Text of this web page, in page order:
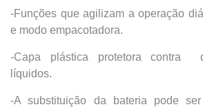
-Funções que agilizam a operação
e modo empacotadora.
-Capa plástica protetora contra
líquidos.
-A substituição da bateria pode